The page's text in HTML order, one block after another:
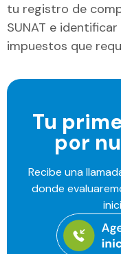
tu registro de
SUNAT e
impuestos que
Tu
por
Recibe una
donde